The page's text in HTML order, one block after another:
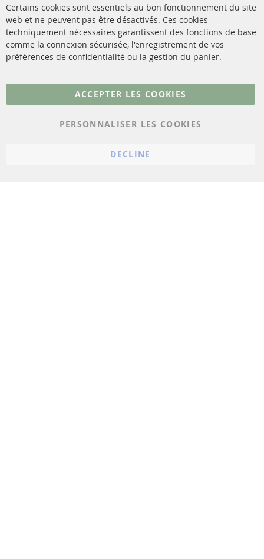
Catalyseur (CAT)
Capteurs
Matériel de montage
livraison
Contact
Résilier le contrat
Plus de liens
Conditions générales
Certains cookies sont essentiels au bon fonctionnement du site
web et ne peuvent pas être désactivés. Ces cookies
techniquement nécessaires garantissent des fonctions de base
comme la connexion sécurisée, l'enregistrement de vos
préférences de confidentialité ou la gestion du panier.
ACCEPTER LES COOKIES
PERSONNALISER LES COOKIES
DECLINE